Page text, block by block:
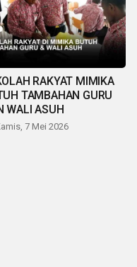
RAKYAT MIMIKA
TAMBAHAN GURU
WALI ASUH
7 Mei 2026